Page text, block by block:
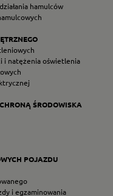
hamulców
i natężenia oświetlenia
ŚRODOWISKA
POJAZDU
i egzaminowania